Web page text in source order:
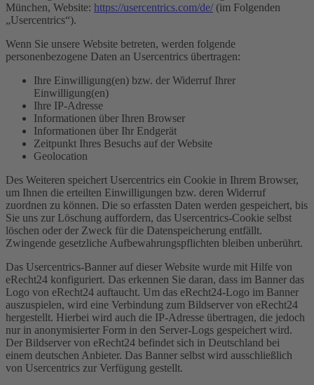
München, Website: https://usercentrics.com/de/ (im Folgenden
„Usercentrics“).
Wenn Sie unsere Website betreten, werden folgende
personenbezogene Daten an Usercentrics übertragen:
Ihre Einwilligung(en) bzw. der Widerruf Ihrer
Einwilligung(en)
Ihre IP-Adresse
Informationen über Ihren Browser
Informationen über Ihr Endgerät
Zeitpunkt Ihres Besuchs auf der Website
Geolocation
Des Weiteren speichert Usercentrics ein Cookie in Ihrem Browser,
um Ihnen die erteilten Einwilligungen bzw. deren Widerruf
zuordnen zu können. Die so erfassten Daten werden gespeichert, bis
Sie uns zur Löschung auffordern, das Usercentrics-Cookie selbst
löschen oder der Zweck für die Datenspeicherung entfällt.
Zwingende gesetzliche Aufbewahrungspflichten bleiben unberührt.
Das Usercentrics-Banner auf dieser Website wurde mit Hilfe von
eRecht24 konfiguriert. Das erkennen Sie daran, dass im Banner das
Logo von eRecht24 auftaucht. Um das eRecht24-Logo im Banner
auszuspielen, wird eine Verbindung zum Bildserver von eRecht24
hergestellt. Hierbei wird auch die IP-Adresse übertragen, die jedoch
nur in anonymisierter Form in den Server-Logs gespeichert wird.
Der Bildserver von eRecht24 befindet sich in Deutschland bei
einem deutschen Anbieter. Das Banner selbst wird ausschließlich
von Usercentrics zur Verfügung gestellt.